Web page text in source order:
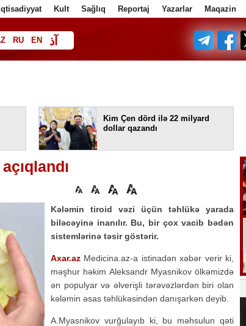
İqtisadiyyat Kult Sağlıq Reportaj Yazarlar Maqazin
RU EN آذ
Kim Çen dörd ilə 22 milyard
dollar qazandı
Kələmin tiroid vəzi üçün təhlükə yarada
biləcəyinə inanılır. Bu, bir çox vacib bədən
sistemlərinə təsir göstərir.
Axar.az Medicina.az-a istinadən xəbər verir ki,
məşhur həkim Aleksandr Myasnikov ölkəmizdə
ən populyar və əlverişli tərəvəzlərdən biri olan
kələmin əsas təhlükəsindən danışarkən deyib.
A.Myasnikov vurğulayıb ki, bu məhsulun qəti